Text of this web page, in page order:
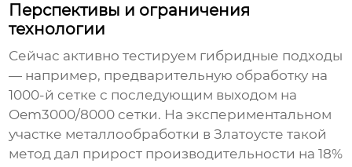
Перспективы и ограничения
технологии
Сейчас активно тестируем гибридные подходы
— например, предварительную обработку на
1000-й сетке с последующим выходом на
Oem3000/8000 сетки. На экспериментальном
участке металлообработки в Златоусте такой
метод дал прирост производительности на 18%